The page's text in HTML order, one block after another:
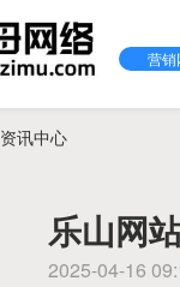
营
资讯中心
乐山网
2025-04-16